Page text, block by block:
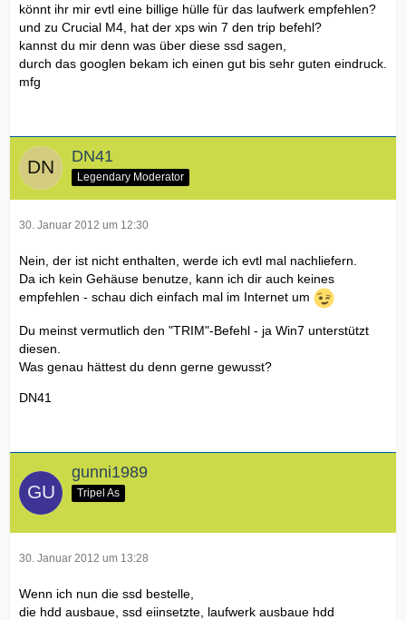
könnt ihr mir evtl eine billige hülle für das laufwerk empfehlen?
und zu Crucial M4, hat der xps win 7 den trip befehl?
kannst du mir denn was über diese ssd sagen,
durch das googlen bekam ich einen gut bis sehr guten eindruck.
mfg
DN41
Legendary Moderator
30. Januar 2012 um 12:30
Nein, der ist nicht enthalten, werde ich evtl mal nachliefern.
Da ich kein Gehäuse benutze, kann ich dir auch keines
empfehlen - schau dich einfach mal im Internet um
Du meinst vermutlich den "TRIM"-Befehl - ja Win7 unterstützt
diesen.
Was genau hättest du denn gerne gewusst?
DN41
gunni1989
Tripel As
30. Januar 2012 um 13:28
Wenn ich nun die ssd bestelle,
die hdd ausbaue, ssd eiinsetzte, laufwerk ausbaue hdd